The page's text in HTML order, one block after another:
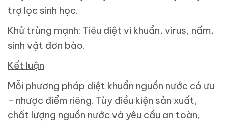
trợ lọc sinh học.
Khử trùng mạnh: Tiêu diệt vi khuẩn, virus, nấm,
sinh vật đơn bào.
Kết luận
Mỗi phương pháp diệt khuẩn nguồn nước có ưu
– nhược điểm riêng. Tùy điều kiện sản xuất,
chất lượng nguồn nước và yêu cầu an toàn,